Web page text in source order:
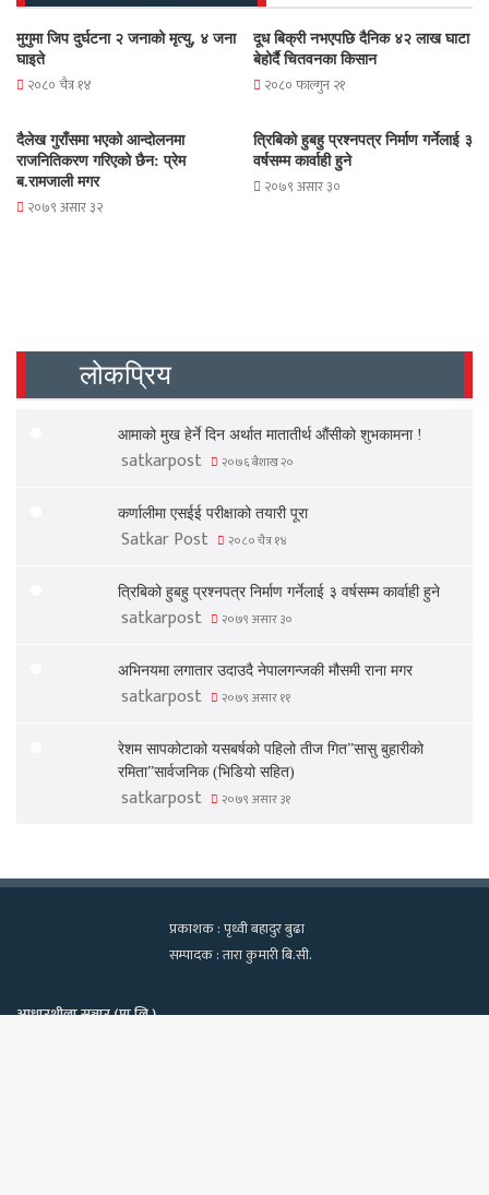
मुगुमा जिप दुर्घटना २ जनाको मृत्यु, ४ जना
घाइते
२०८० चैत्र १४
दूध बिक्री नभएपछि दैनिक ४२ लाख घाटा
बेहोर्दै चितवनका किसान
२०८० फाल्गुन २१
दैलेख गुराँसमा भएको आन्दोलनमा
राजनितिकरण गरिएको छैन: प्रेम
ब.रामजाली मगर
२०७९ असार ३२
त्रिबिको हुबहु प्रश्नपत्र निर्माण गर्नेलाई ३
वर्षसम्म कार्वाही हुने
२०७९ असार ३०
लोकप्रिय
आमाको मुख हेर्ने दिन अर्थात मातातीर्थ औंसीको शुभकामना !
satkarpost २०७६ बैशाख २०
कर्णालीमा एसईई परीक्षाको तयारी पूरा
Satkar Post २०८० चैत्र १४
त्रिबिको हुबहु प्रश्नपत्र निर्माण गर्नेलाई ३ वर्षसम्म कार्वाही हुने
satkarpost २०७९ असार ३०
अभिनयमा लगातार उदाउदै नेपालगन्जकी मौसमी राना मगर
satkarpost २०७९ असार ११
रेशम सापकोटाको यसबर्षको पहिलो तीज गित”सासु बुहारीको
रमिता”सार्वजनिक (भिडियो सहित)
satkarpost २०७९ असार ३१
प्रकाशक : पृथ्वी बहादुर बुढा
सम्पादक : तारा कुमारी बि.सी.
आधारशीला सञ्चार (प्रा.लि.)